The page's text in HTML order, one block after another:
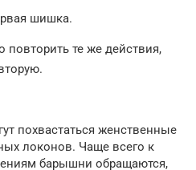
шишка.
повторить те же действия,
похвастаться женственные
локонов. Чаще всего к
барышни обращаются,